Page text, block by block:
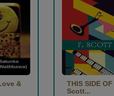
&
THIS SIDE
Scott...